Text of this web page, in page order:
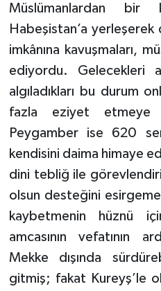
Müslümanlardan bir
Habeşistan’a
imkânına kavuşmaları,
ediyordu. Gelecekleri
algıladıkları bu durum
fazla eziyet
Peygamber ise 620
kendisini daima himaye
dini tebliğ ile
olsun desteğini
kaybetmenin hüznü
amcasının vefatının
Mekke dışında
gitmiş; fakat Kureyş’le
Çanakkale Müftülüğü
Çankırı Müftülüğü
Çorum Müftülüğü
Denizli Müftülüğü
Diyarbakır Müftülüğü
Düzce Müftülüğü
Elazığ Müftülüğü
Podcast
Bilim, Teknoloji
Biyografiler
Diyanet TV
İhtida Haberleri
YAŞAM